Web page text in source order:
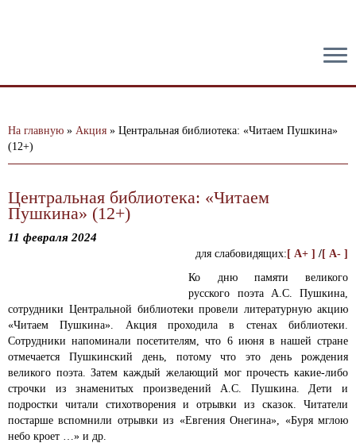
На главную » Акция » Центральная библиотека: «Читаем Пушкина»
(12+)
Центральная библиотека: «Читаем
Пушкина» (12+)
11 февраля 2024
для слабовидящих: [ A+ ] /[ A- ]
Ко дню памяти великого
русского поэта А.С. Пушкина,
сотрудники Центральной библиотеки провели литературную акцию
«Читаем Пушкина». Акция проходила в стенах библиотеки.
Сотрудники напоминали посетителям, что 6 июня в нашей стране
отмечается Пушкинский день, потому что это день рождения
великого поэта.Затем каждый желающий мог прочесть какие-либо
строчки из знаменитых произведений А.С. Пушкина. Дети и
подростки читали стихотворения и отрывки из сказок. Читатели
постарше вспомнили отрывки из «Евгения Онегина», «Буря мглою
небо кроет …» и др.